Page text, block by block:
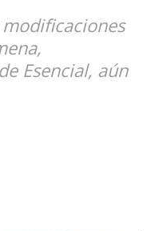
Esencial, aún